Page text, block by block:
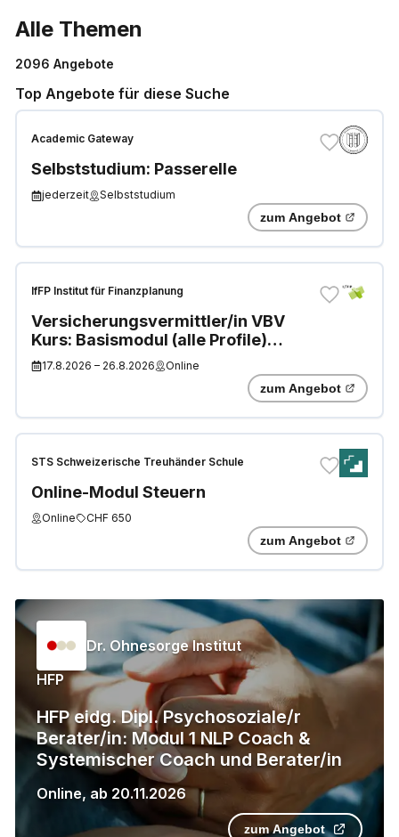
Alle Themen
2096 Angebote
Top Angebote für diese Suche
Academic Gateway
Selbststudium: Passerelle
jederzeit Selbststudium
zum Angebot
IfFP Institut für Finanzplanung
Versicherungsvermittler/in VBV
Kurs: Basismodul (alle Profile)
"Generelle Fähigkeiten und
Kenntnisse"
17.8.2026 – 26.8.2026 Online
zum Angebot
STS Schweizerische Treuhänder Schule
Online-Modul Steuern
Online CHF 650
zum Angebot
Dr. Ohnesorge Institut
HFP
HFP eidg. Dipl. Psychosoziale/r
Berater/in: Modul 1 NLP Coach &
Systemischer Coach und Berater/in
Online, ab 20.11.2026
zum Angebot